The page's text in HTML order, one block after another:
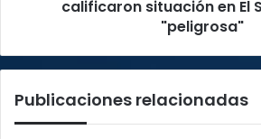
calificaron situación en El
"peligrosa"
Publicaciones relacionadas